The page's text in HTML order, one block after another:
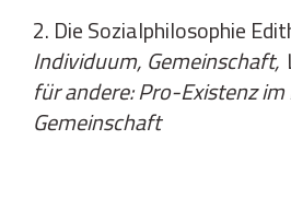
2. Die Sozialphilosophie
Individuum, Gemeinschaft,
für andere: Pro-Existenz
Gemeinschaft